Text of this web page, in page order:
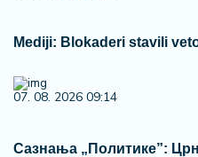
Mediji: Blokaderi stavili
07. 08. 2026 09:14
Сазнања „Политике”: